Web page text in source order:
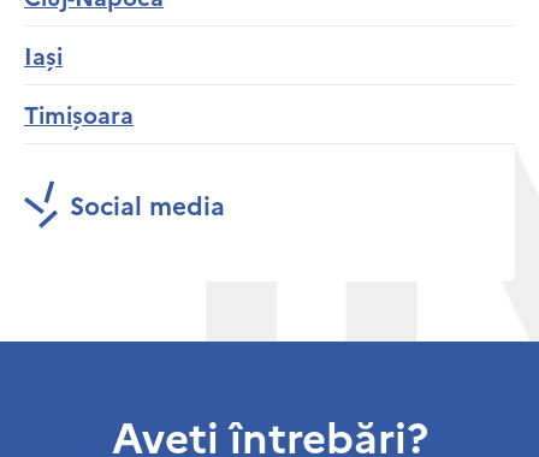
Iași
Timișoara
Social media
Aveți întrebări?